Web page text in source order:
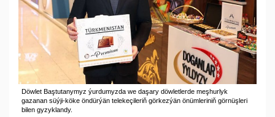
Döwlet Baştutanymyz ýurdumyzda we daşary döwletlerde meşhurlyk
gazanan süýji-köke öndürýän telekeçileriň görkezýän önümleriniň görnüşleri
bilen gyzyklandy.